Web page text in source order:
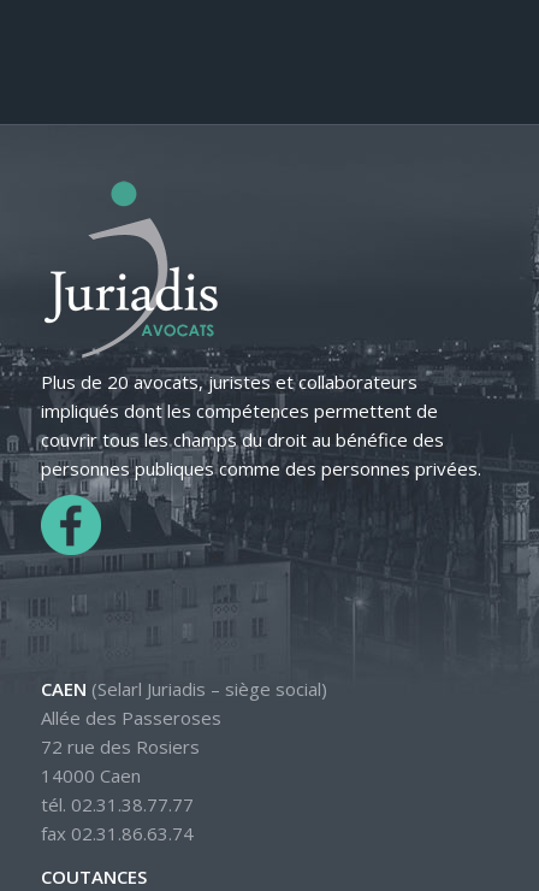
Plus de 20 avocats, juristes et collaborateurs
impliqués dont les compétences permettent de
couvrir tous les champs du droit au bénéfice des
personnes publiques comme des personnes privées.
CAEN (Selarl Juriadis – siège social)
Allée des Passeroses
72 rue des Rosiers
14000 Caen
tél. 02.31.38.77.77
fax 02.31.86.63.74
COUTANCES